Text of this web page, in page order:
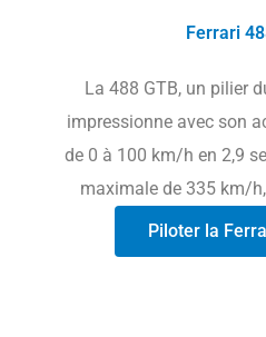
Ferrari
La 488 GTB, un pilier
impressionne avec son
de 0 à 100 km/h en 2,9
maximale de 335 km/
Piloter la